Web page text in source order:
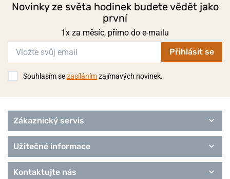
Novinky ze světa hodinek budete vědět jako
první
1x za měsíc, přímo do e-mailu
Přihlásit se
Souhlasím sezasílánímzajímavých novinek.
Zákaznický servis
Užitečné informace
Kontaktujte nás